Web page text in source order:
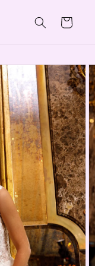
Carrito